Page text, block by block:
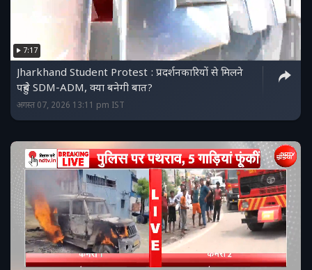
7:17
Jharkhand Student Protest : प्रदर्शनकारियों से मिलने
पहुंचे SDM-ADM, क्या बनेगी बात?
अगस्त 07, 2026 13:11 pm IST